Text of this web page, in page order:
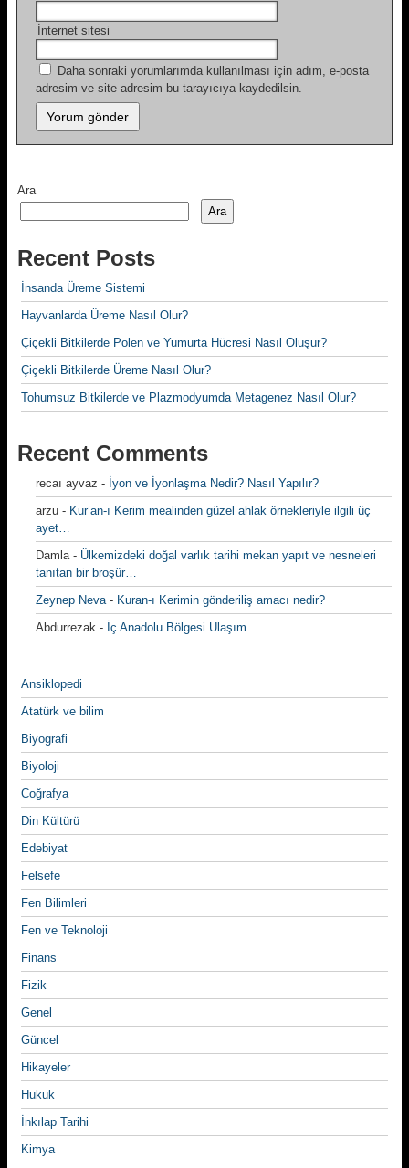
İnternet sitesi
Daha sonraki yorumlarımda kullanılması için adım, e-posta
adresim ve site adresim bu tarayıcıya kaydedilsin.
Ara
Ara
Recent Posts
İnsanda Üreme Sistemi
Hayvanlarda Üreme Nasıl Olur?
Çiçekli Bitkilerde Polen ve Yumurta Hücresi Nasıl Oluşur?
Çiçekli Bitkilerde Üreme Nasıl Olur?
Tohumsuz Bitkilerde ve Plazmodyumda Metagenez Nasıl Olur?
Recent Comments
recaı ayvaz - İyon ve İyonlaşma Nedir? Nasıl Yapılır?
arzu - Kur’an-ı Kerim mealinden güzel ahlak örnekleriyle ilgili üç
ayet…
Damla- Ülkemizdeki doğal varlık tarihi mekan yapıt ve nesneleri
tanıtan bir broşür…
Zeynep Neva- Kuran-ı Kerimin gönderiliş amacı nedir?
Abdurrezak - İç Anadolu Bölgesi Ulaşım
Ansiklopedi
Atatürk ve bilim
Biyografi
Biyoloji
Coğrafya
Din Kültürü
Edebiyat
Felsefe
Fen Bilimleri
Fen ve Teknoloji
Finans
Fizik
Genel
Güncel
Hikayeler
Hukuk
İnkılap Tarihi
Kimya